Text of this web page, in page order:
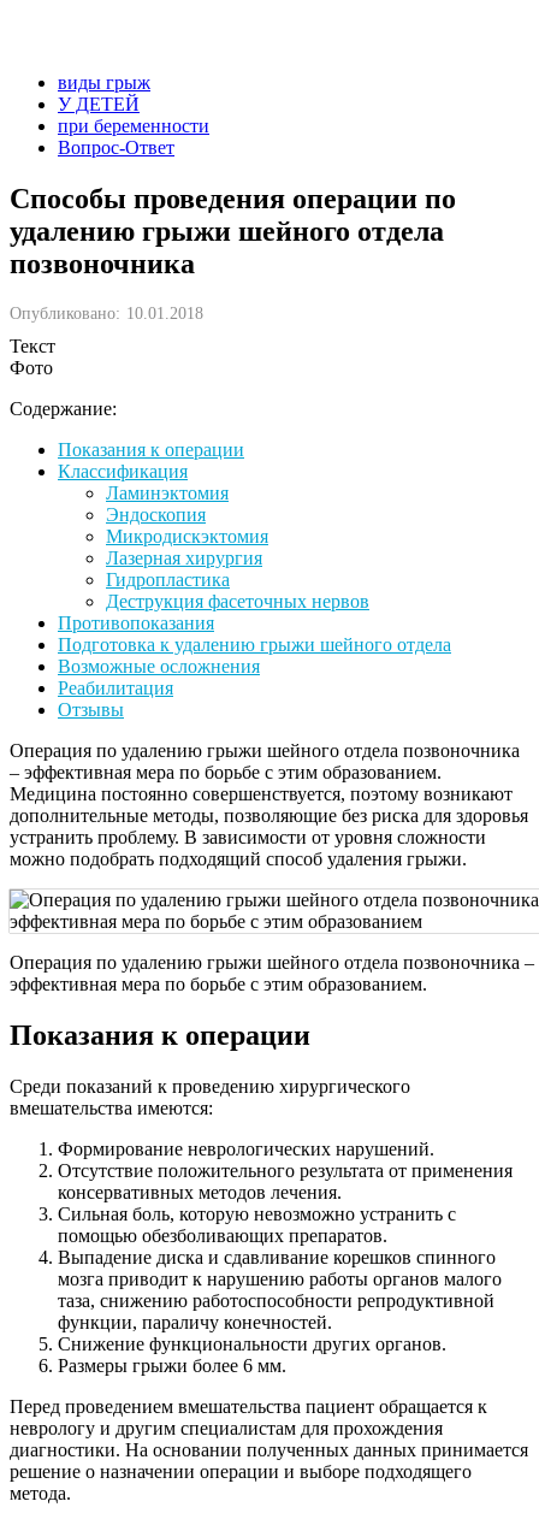
виды грыж
У ДЕТЕЙ
при беременности
Вопрос-Ответ
Способы проведения операции по
удалению грыжи шейного отдела
позвоночника
Опубликовано: 10.01.2018
Текст
Фото
Содержание:
Показания к операции
Классификация
Ламинэктомия
Эндоскопия
Микродискэктомия
Лазерная хирургия
Гидропластика
Деструкция фасеточных нервов
Противопоказания
Подготовка к удалению грыжи шейного отдела
Возможные осложнения
Реабилитация
Отзывы
Операция по удалению грыжи шейного отдела позвоночника
– эффективная мера по борьбе с этим образованием.
Медицина постоянно совершенствуется, поэтому возникают
дополнительные методы, позволяющие без риска для здоровья
устранить проблему. В зависимости от уровня сложности
можно подобрать подходящий способ удаления грыжи.
Операция по удалению грыжи шейного отдела позвоночника –
эффективная мера по борьбе с этим образованием.
Показания к операции
Среди показаний к проведению хирургического
вмешательства имеются:
Формирование неврологических нарушений.
Отсутствие положительного результата от применения
консервативных методов лечения.
Сильная боль, которую невозможно устранить с
помощью обезболивающих препаратов.
Выпадение диска и сдавливание корешков спинного
мозга приводит к нарушению работы органов малого
таза, снижению работоспособности репродуктивной
функции, параличу конечностей.
Снижение функциональности других органов.
Размеры грыжи более 6 мм.
Перед проведением вмешательства пациент обращается к
неврологу и другим специалистам для прохождения
диагностики. На основании полученных данных принимается
решение о назначении операции и выборе подходящего
метода.